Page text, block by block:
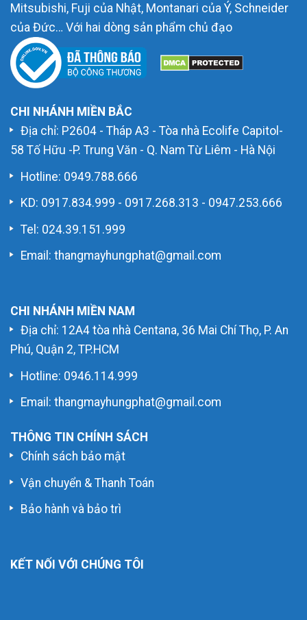
Mitsubishi, Fuji của Nhật, Montanari của Ý, Schneider
của Đức… Với hai dòng sản phẩm chủ đạo
CHI NHÁNH MIỀN BẮC
Địa chỉ: P2604 - Tháp A3 - Tòa nhà Ecolife Capitol-
58 Tố Hữu -P. Trung Văn - Q. Nam Từ Liêm - Hà Nội
Hotline: 0949.788.666
KD: 0917.834.999 - 0917.268.313 - 0947.253.666
Tel: 024.39.151.999
Email: thangmayhungphat@gmail.com
CHI NHÁNH MIỀN NAM
Địa chỉ: 12A4 tòa nhà Centana, 36 Mai Chí Thọ, P. An
Phú, Quận 2, TP.HCM
Hotline: 0946.114.999
Email: thangmayhungphat@gmail.com
THÔNG TIN CHÍNH SÁCH
Chính sách bảo mật
Vận chuyển & Thanh Toán
Bảo hành và bảo trì
KẾT NỐI VỚI CHÚNG TÔI